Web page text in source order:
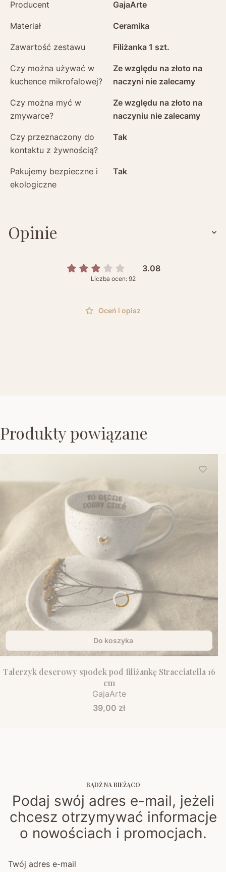
Producent GajaArte
Materiał Ceramika
Zawartość zestawu Filiżanka 1 szt.
Czy można używać w
kuchence mikrofalowej?
Ze względu na złoto na
naczyni nie zalecamy
Czy można myć w
zmywarce?
Ze względu na złoto na
naczyniu nie zalecamy
Czy przeznaczony do
kontaktu z żywnością?
Tak
Pakujemy bezpieczne i
ekologiczne
Tak
Opinie
3.08
Liczba ocen: 92
Oceń i opisz
Produkty powiązane
Do koszyka
Talerzyk deserowy spodek pod filiżankę Stracciatella 16
cm
GajaArte
Cena
39,00 zł
BĄDŹ NA BIEŻĄCO
Podaj swój adres e-mail, jeżeli
chcesz otrzymywać informacje
o nowościach i promocjach.
Twój adres e-mail